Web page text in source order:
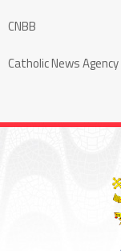
CNBB
Catholic News Agency